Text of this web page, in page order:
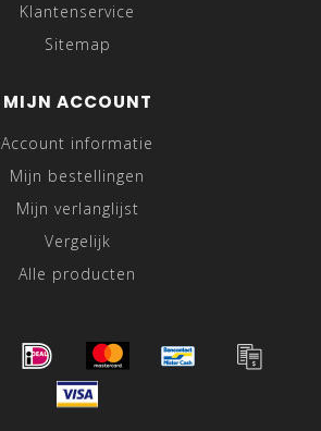
Klantenservice
Sitemap
MIJN ACCOUNT
Account informatie
Mijn bestellingen
Mijn verlanglijst
Vergelijk
Alle producten